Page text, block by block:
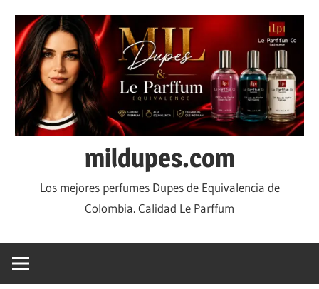
mildupes.com
Los mejores perfumes Dupes de Equivalencia de
Colombia. Calidad Le Parffum